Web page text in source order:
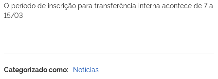
O período de inscrição para transferência interna acontece de 7 a
15/03
Categorizado como: Notícias